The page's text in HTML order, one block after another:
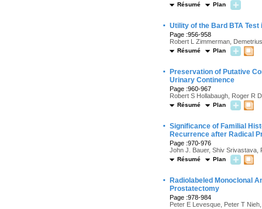
Résumé Plan
· Utility of the Bard BTA
Page :956-958
Robert L Zimmerman,
Résumé Plan
·
Preservation of Putative
Urinary Continence
Page :960-967
Robert S Hollabaugh, Roger R
Résumé Plan
· Significance of Familial
Recurrence after Radical
Page :970-976
John J. Bauer, Shiv Srivastava,
Résumé Plan
·
Radiolabeled Monoclonal
Prostatectomy
Page :978-984
Peter E Levesque, Peter T